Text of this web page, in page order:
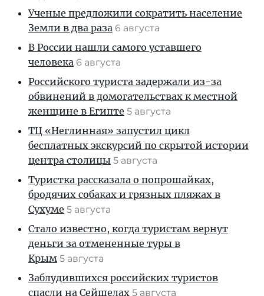
Ученые предложили сократить население
Земли в два раза 6 августа
В России нашли самого уставшего
человека 6 августа
Российского туриста задержали из-за
обвинений в домогательствах к местной
женщине в Египте 5 августа
ТЦ «Неглинная» запустил цикл
бесплатных экскурсий по скрытой истории
центра столицы 5 августа
Туристка рассказала о попрошайках,
бродячих собаках и грязных пляжах в
Сухуме 5 августа
Стало известно, когда туристам вернут
деньги за отмененные туры в
Крым 5 августа
Заблудившихся российских туристов
спасли на Сейшелах 5 августа